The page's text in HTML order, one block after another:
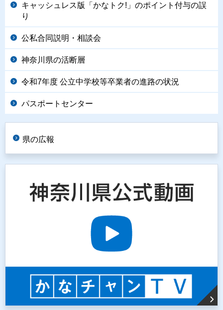
キャッシュレス版「かなトク!」のポイント付与の誤
り
公私合同説明・相談会
神奈川県の活断層
令和7年度 公立中学校等卒業者の進路の状況
パスポートセンター
県の広報